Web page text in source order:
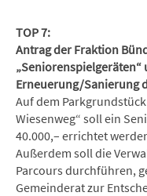
TOP 7:
Antrag der Fraktion
„Seniorenspielgeräten“
Erneuerung/Sanierung
Auf dem
Wiesenweg“ soll ein
40.000,– errichtet
Außerdem soll die
Parcours durchführen,
Gemeinderat zur